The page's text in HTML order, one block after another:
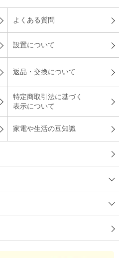
よくある質問
設置について
返品・交換について
特定商取引法に基づく
表示について
家電や生活の豆知識